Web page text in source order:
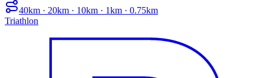
40km · 20km · 10km · 1km · 0.75km
Triathlon